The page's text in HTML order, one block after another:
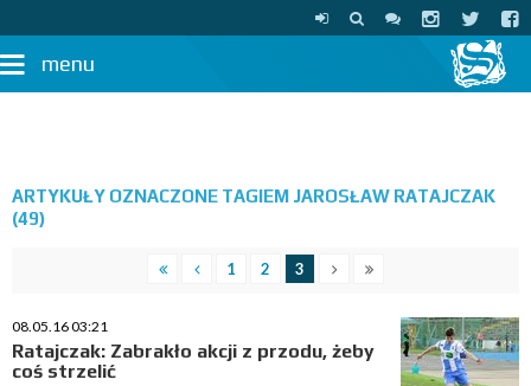
menu
ARTYKUŁY OZNACZONE TAGIEM JAROSŁAW RATAJCZAK
(49)
1 2 3
08.05.16 03:21
Ratajczak: Zabrakło akcji z przodu, żeby
coś strzelić